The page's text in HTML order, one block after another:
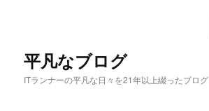
平凡なブログ
ITランナーの平凡な日々を21年以上綴ったブログ